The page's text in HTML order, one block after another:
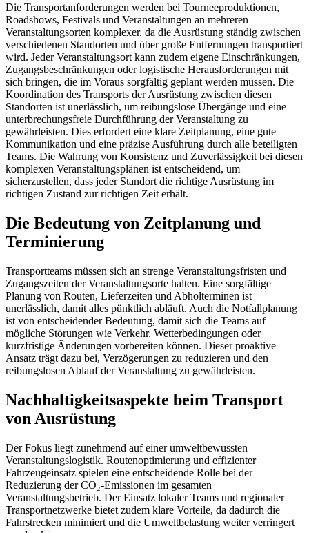
Die Transportanforderungen werden bei Tourneeproduktionen,
Roadshows, Festivals und Veranstaltungen an mehreren
Veranstaltungsorten komplexer, da die Ausrüstung ständig zwischen
verschiedenen Standorten und über große Entfernungen transportiert
wird. Jeder Veranstaltungsort kann zudem eigene Einschränkungen,
Zugangsbeschränkungen oder logistische Herausforderungen mit
sich bringen, die im Voraus sorgfältig geplant werden müssen. Die
Koordination des Transports der Ausrüstung zwischen diesen
Standorten ist unerlässlich, um reibungslose Übergänge und eine
unterbrechungsfreie Durchführung der Veranstaltung zu
gewährleisten. Dies erfordert eine klare Zeitplanung, eine gute
Kommunikation und eine präzise Ausführung durch alle beteiligten
Teams. Die Wahrung von Konsistenz und Zuverlässigkeit bei diesen
komplexen Veranstaltungsplänen ist entscheidend, um
sicherzustellen, dass jeder Standort die richtige Ausrüstung im
richtigen Zustand zur richtigen Zeit erhält.
Die Bedeutung von Zeitplanung und
Terminierung
Transportteams müssen sich an strenge Veranstaltungsfristen und
Zugangszeiten der Veranstaltungsorte halten. Eine sorgfältige
Planung von Routen, Lieferzeiten und Abholterminen ist
unerlässlich, damit alles pünktlich abläuft. Auch die Notfallplanung
ist von entscheidender Bedeutung, damit sich die Teams auf
mögliche Störungen wie Verkehr, Wetterbedingungen oder
kurzfristige Änderungen vorbereiten können. Dieser proaktive
Ansatz trägt dazu bei, Verzögerungen zu reduzieren und den
reibungslosen Ablauf der Veranstaltung zu gewährleisten.
Nachhaltigkeitsaspekte beim Transport
von Ausrüstung
Der Fokus liegt zunehmend auf einer umweltbewussten
Veranstaltungslogistik. Routenoptimierung und effizienter
Fahrzeugeinsatz spielen eine entscheidende Rolle bei der
Reduzierung der CO₂-Emissionen im gesamten
Veranstaltungsbetrieb. Der Einsatz lokaler Teams und regionaler
Transportnetzwerke bietet zudem klare Vorteile, da dadurch die
Fahrstrecken minimiert und die Umweltbelastung weiter verringert